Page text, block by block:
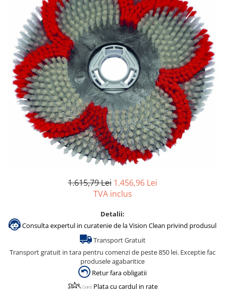
Masini de curatat si aspirat
pardoseli
Maturatori
Monodiscuri profesionale
Detergenti profesionali
Accesorii detergenti, pompe,
pulverizatoare
Detergenti bucatarie
Detergenti comerciali
Detergenti covoare, mochete,
Detergenti pardoseala
Detergenti rufe si tesaturi
Detergenti toaleta, grup sanitar
Room Care
Dezinfectanti profesionali
Dezinfectanti maini
Dezinfectanti medicali profesionali
Dezinfectanti suprafete
1.615,79 Lei 1.456,96 Lei
TVA inclus
Detalii:
Consulta expertul in curatenie de la Vision Clean privind produsul
Transport Gratuit
Transport gratuit in tara pentru comenzi de peste 850 lei. Exceptie fac
produsele agabaritice
Retur fara obligatii
Plata cu cardul in rate